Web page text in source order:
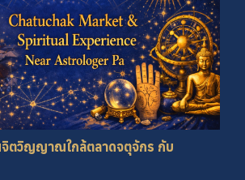
ตวิญญาณใกล้ตลาดจตุจักร กับ